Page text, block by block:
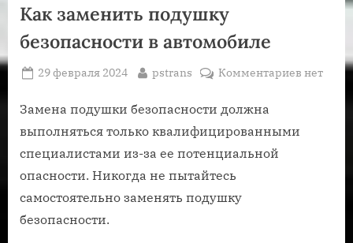
Как заменить подушку
безопасности в автомобиле
Posted
29 февраля 2024 By
pstrans Комментариевкнет
Замена подушки безопасности должна
выполняться только квалифицированными
специалистами из-за ее потенциальной
опасности. Никогда не пытайтесь
самостоятельно заменять подушку
безопасности.